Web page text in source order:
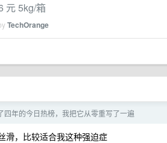
元 5kg/箱
TechOrange
四年的今日热榜，我把它从零重写了一遍
滑，比较适合我这种强迫症